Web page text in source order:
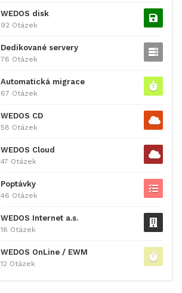
WEDOS disk
92 Otázek
Dedikované servery
76 Otázek
Automatická migrace
67 Otázek
WEDOS CD
58 Otázek
WEDOS Cloud
47 Otázek
Poptávky
46 Otázek
WEDOS Internet a.s.
18 Otázek
WEDOS OnLine / EWM
12 Otázek